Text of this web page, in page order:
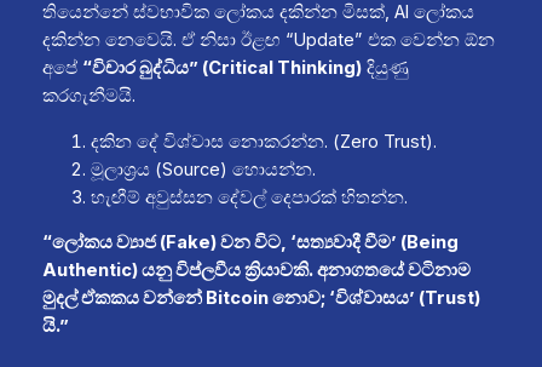
තියෙන්නේ ස්වභාවික ලෝකය දකින්න මිසක්, AI ලෝකය
දකින්න නෙවෙයි. ඒ නිසා ඊළඟ “Update” එක වෙන්න ඕන
අපේ “විචාර බුද්ධිය” (Critical Thinking)දියුණු
කරගැනීමයි.
දකින දේ විශ්වාස නොකරන්න. (Zero Trust).
මූලාශ්‍රය (Source) හොයන්න.
හැඟීම් අවුස්සන දේවල් දෙපාරක් හිතන්න.
“ලෝකය ව්‍යාජ (Fake) වන විට, ‘සත්‍යවාදී වීම’ (Being
Authentic) යනු විප්ලවීය ක්‍රියාවකි. අනාගතයේ වටිනාම
මුදල් ඒකකය වන්නේ Bitcoin නොව; ‘විශ්වාසය’ (Trust)
යි.”